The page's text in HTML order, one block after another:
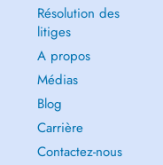
Résolution des
litiges
A propos
Médias
Blog
Carrière
Contactez-nous